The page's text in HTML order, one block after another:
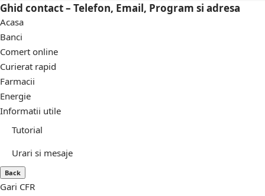
Ghid contact – Telefon, Email, Program si adresa
Acasa
Banci
Comert online
Curierat rapid
Farmacii
Energie
Informatii utile
Tutorial
Urari si mesaje
Back
Gari CFR